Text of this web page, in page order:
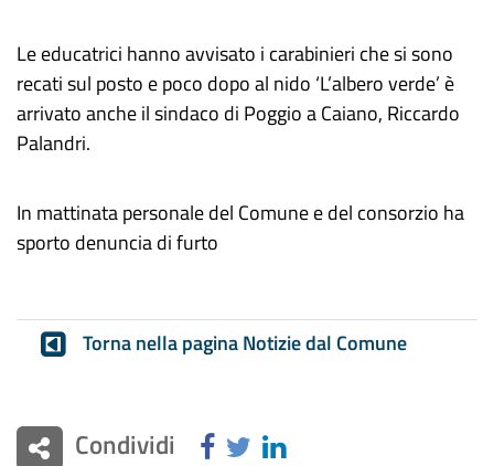
Le educatrici hanno avvisato i carabinieri che si sono
recati sul posto e poco dopo al nido ‘L’albero verde’ è
arrivato anche il sindaco di Poggio a Caiano, Riccardo
Palandri.
In mattinata personale del Comune e del consorzio ha
sporto denuncia di furto
Torna nella pagina Notizie dal Comune
Condividi